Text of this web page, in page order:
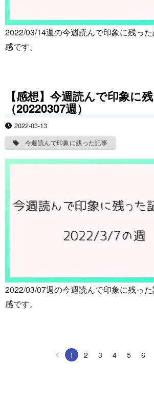
2022/03/14週の今週読んで印象に残っ
感です。
【感想】今週読んで印象に
（20220307週）
2022-03-13
今週読んで印象に残った記事
2022/03/07週の今週読んで印象に残っ
感です。
1 2 3 4 5 6